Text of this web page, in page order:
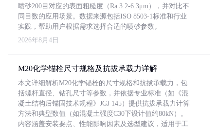
喷砂200目对应的表面粗糙度（Ra 3.2-6.3μm），并对比不
同目数的应用场景。数据来源包括ISO 8503-1标准和行业
实践，帮助用户根据需求选择合适的喷砂参数。
2026年8月4日
M20化学锚栓尺寸规格及抗拔承载力详解
本文详细解析M20化学锚栓的尺寸规格和抗拔承载力，包
括螺杆直径、钻孔尺寸等参数，并依据专业标准（如《混
凝土结构后锚固技术规程》JGJ 145）提供抗拔承载力计算
方法和典型数值（如混凝土强度C30下设计值约80kN）。
内容涵盖安装要点、性能影响因素及选型建议，适用于工